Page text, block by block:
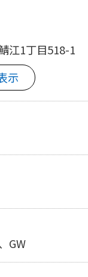
江1丁目518-1
示
GW